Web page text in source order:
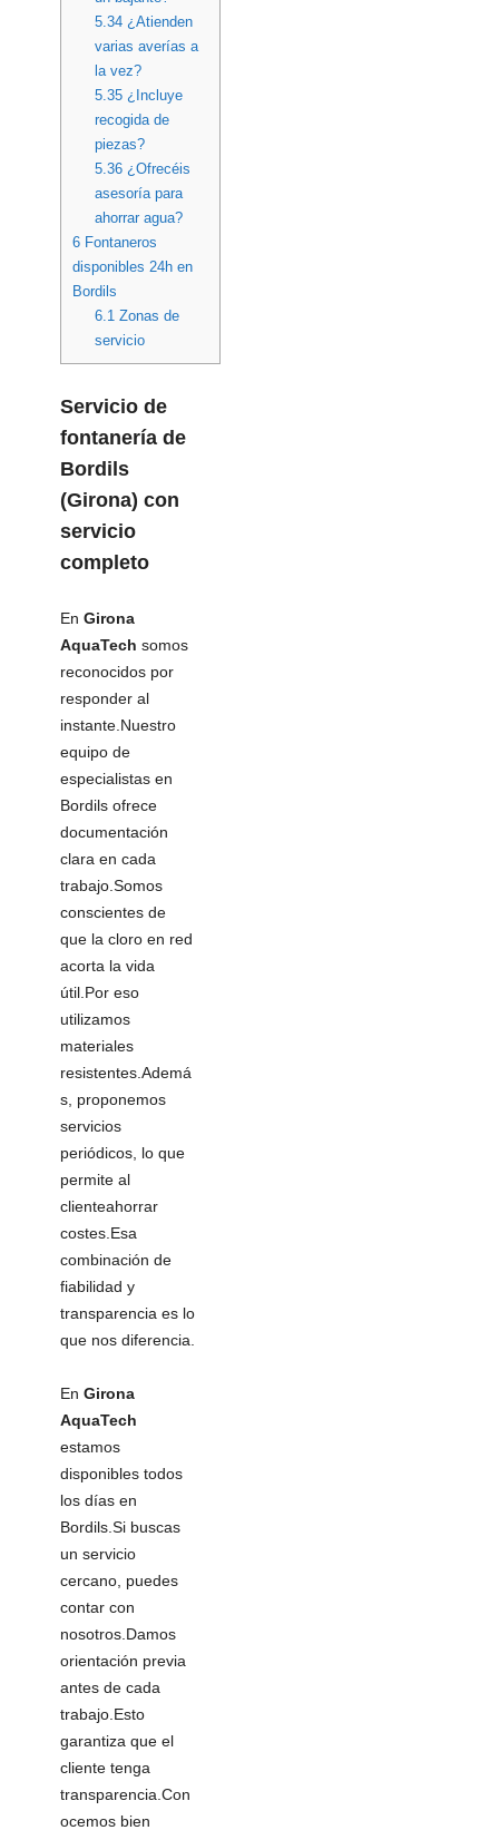
5.34¿Atienden
varias averías a
la vez?
5.35¿Incluye
recogida de
piezas?
5.36¿Ofrecéis
asesoría para
ahorrar agua?
6 Fontaneros
disponibles 24h en
Bordils
6.1 Zonas de
servicio
Servicio de
fontanería de
Bordils
(Girona) con
servicio
completo
En Girona
AquaTech somos
reconocidos por
responder al
instante.Nuestro
equipo de
especialistas en
Bordils ofrece
documentación
clara en cada
trabajo.Somos
conscientes de
que la cloro en red
acorta la vida
útil.Por eso
utilizamos
materiales
resistentes.Ademá
s, proponemos
servicios
periódicos, lo que
permite al
clienteahorrar
costes.Esa
combinación de
fiabilidad y
transparencia es lo
que nos diferencia.
En Girona
AquaTech
estamos
disponibles todos
los días en
Bordils.Si buscas
un servicio
cercano, puedes
contar con
nosotros.Damos
orientación previa
antes de cada
trabajo.Esto
garantiza que el
cliente tenga
transparencia.Con
ocemos bien